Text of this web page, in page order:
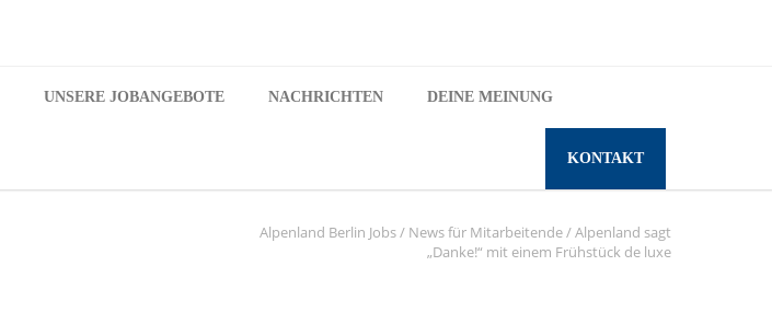
UNSERE JOBANGEBOTE NACHRICHTEN DEINE MEINUNG
KONTAKT
Alpenland Berlin Jobs/ News für Mitarbeitende/Alpenland sagt
„Danke!“ mit einem Frühstück de luxe